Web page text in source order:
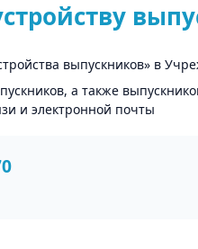
выпускников» в
а также
и электронной почты